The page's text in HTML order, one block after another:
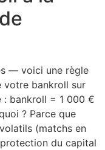
— voici une règle
votre bankroll sur
: bankroll = 1 000 €
? Parce que
(matchs en
du capital